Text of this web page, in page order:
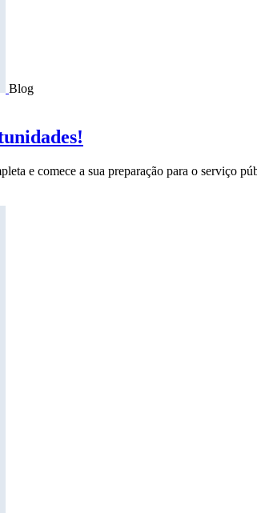
Blog
e comece a sua preparação para o serviço